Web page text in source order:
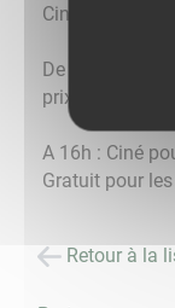
Cinéma,
De 14h à 16h :
prix libre
A 16h : Ciné
Gratuit pour
Retour à la